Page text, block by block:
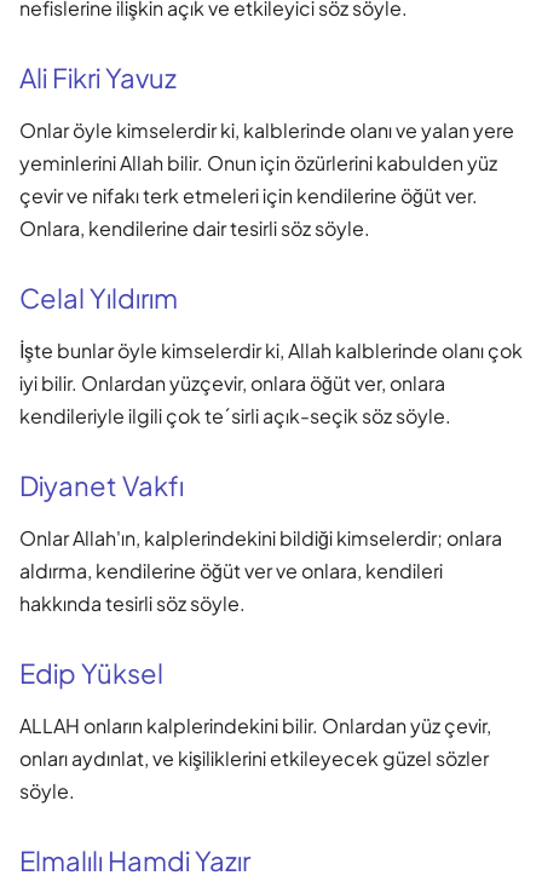
nefislerine ilişkin açık ve etkileyici söz söyle.
Ali Fikri Yavuz
Onlar öyle kimselerdir ki, kalblerinde olanı ve yalan yere
yeminlerini Allah bilir. Onun için özürlerini kabulden yüz
çevir ve nifakı terk etmeleri için kendilerine öğüt ver.
Onlara, kendilerine dair tesirli söz söyle.
Celal Yıldırım
İşte bunlar öyle kimselerdir ki, Allah kalblerinde olanı çok
iyi bilir. Onlardan yüzçevir, onlara öğüt ver, onlara
kendileriyle ilgili çok te´sirli açık-seçik söz söyle.
Diyanet Vakfı
Onlar Allah'ın, kalplerindekini bildiği kimselerdir; onlara
aldırma, kendilerine öğüt ver ve onlara, kendileri
hakkında tesirli söz söyle.
Edip Yüksel
ALLAH onların kalplerindekini bilir. Onlardan yüz çevir,
onları aydınlat, ve kişiliklerini etkileyecek güzel sözler
söyle.
Elmalılı Hamdi Yazır